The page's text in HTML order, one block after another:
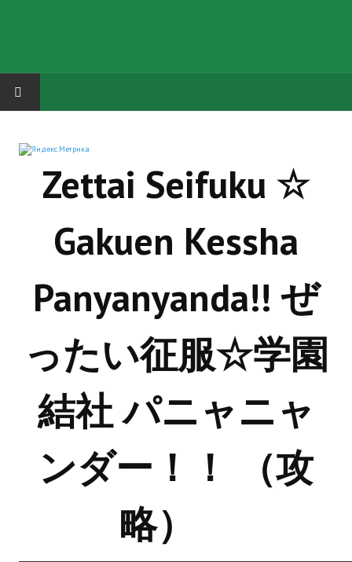
Русская биржа
Aliens vs Predator 2 (Русские субтитры)
Dungeon Siege 2 Legendary Mod (Русские субтитры)
Новый ГГ
Моды группы
Теневой кардинал для Скайрима
Работы Alexandra10
Kitana HGEC
Apella CBBE SSE BodySlide (with Physics)
Zettai Seifuku ☆
Gakuen Kessha
Panyanyanda!! ぜ
ったい征服☆学園
結社 パニャニャ
ンダー！！ （攻
略）